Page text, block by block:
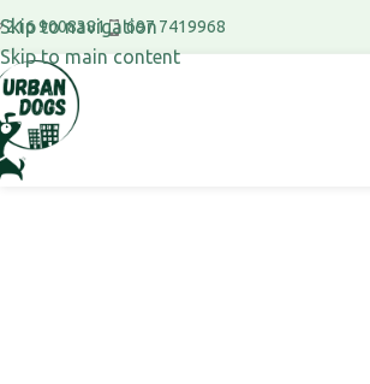
Skip to navigation
Skip to main content
216 9008381 697 7419968